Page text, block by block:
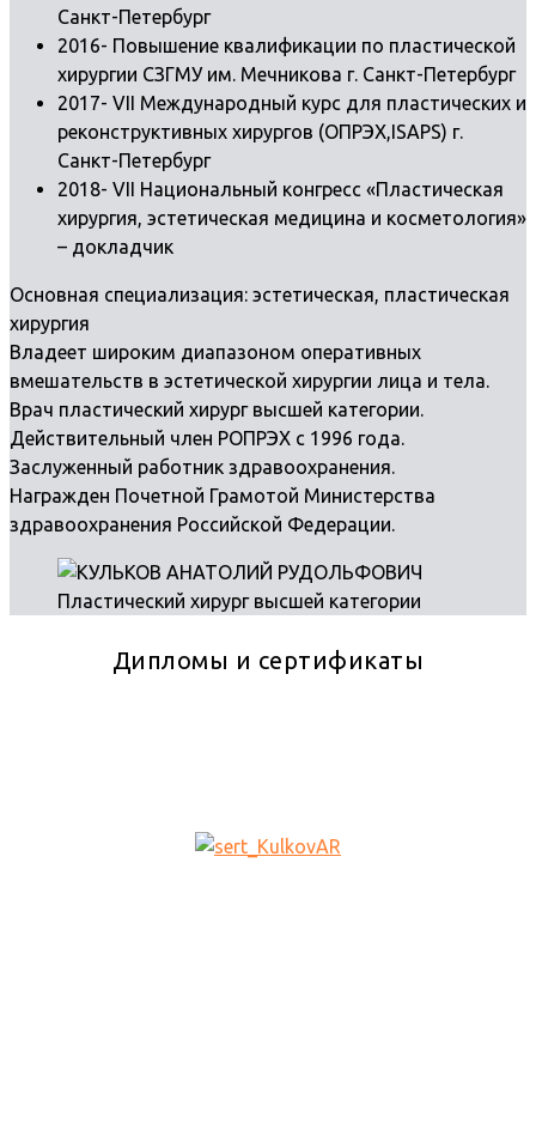
Санкт-Петербург
2016- Повышение квалификации по пластической
хирургии СЗГМУ им. Мечникова г. Санкт-Петербург
2017- VII Международный курс для пластических и
реконструктивных хирургов (ОПРЭХ,ISAPS) г.
Санкт-Петербург
2018- VII Национальный конгресс «Пластическая
хирургия, эстетическая медицина и косметология»
– докладчик
Основная специализация: эстетическая, пластическая
хирургия
Владеет широким диапазоном оперативных
вмешательств в эстетической хирургии лица и тела.
Врач пластический хирург высшей категории.
Действительный член РОПРЭХ с 1996 года.
Заслуженный работник здравоохранения.
Награжден Почетной Грамотой Министерства
здравоохранения Российской Федерации.
Дипломы и сертификаты